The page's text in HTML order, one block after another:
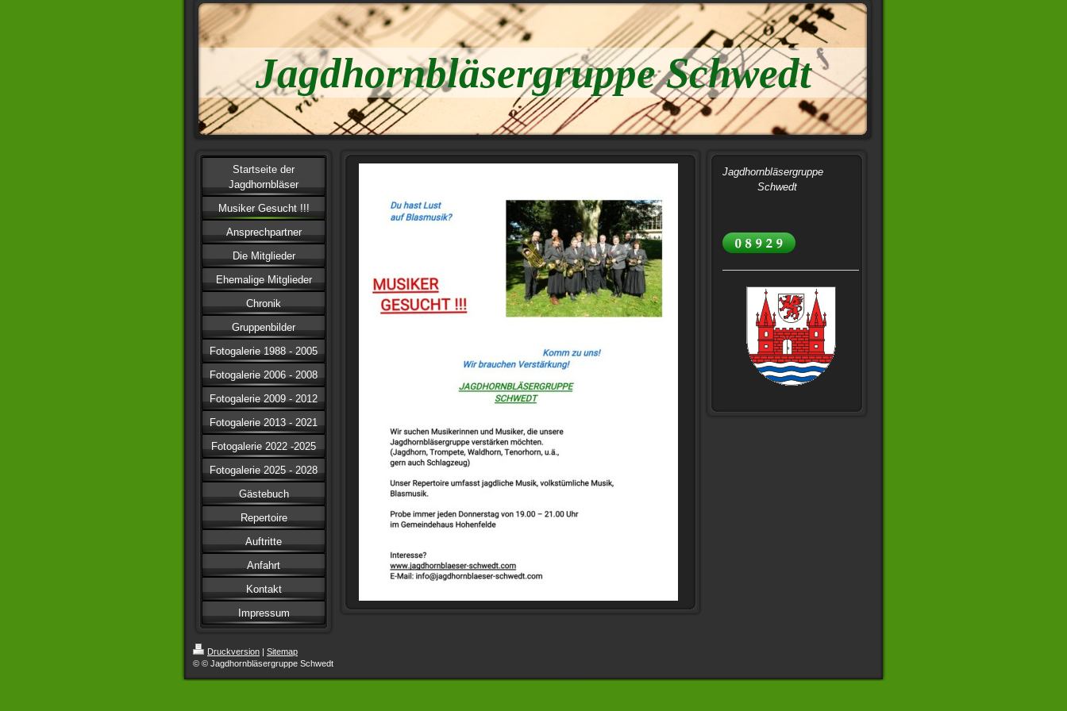
Jagdhornbläsergruppe Schwedt
Startseite der
Jagdhornbläser
Musiker Gesucht !!!
Ansprechpartner
Die Mitglieder
Ehemalige Mitglieder
Chronik
Gruppenbilder
Fotogalerie 1988 - 2005
Fotogalerie 2006 - 2008
Fotogalerie 2009 - 2012
Fotogalerie 2013 - 2021
Fotogalerie 2022 -2025
Fotogalerie 2025 - 2028
Gästebuch
Repertoire
Auftritte
Anfahrt
Kontakt
Impressum
Jagdhornbläsergruppe
Schwedt
Druckversion | Sitemap
© © Jagdhornbläsergruppe Schwedt